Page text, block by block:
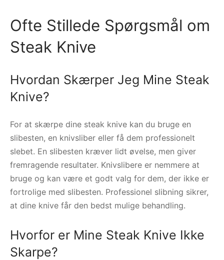
Ofte Stillede Spørgsmål om
Steak Knive
Hvordan Skærper Jeg Mine Steak
Knive?
For at skærpe dine steak knive kan du bruge en
slibesten, en knivsliber eller få dem professionelt
slebet. En slibesten kræver lidt øvelse, men giver
fremragende resultater. Knivslibere er nemmere at
bruge og kan være et godt valg for dem, der ikke er
fortrolige med slibesten. Professionel slibning sikrer,
at dine knive får den bedst mulige behandling.
Hvorfor er Mine Steak Knive Ikke
Skarpe?